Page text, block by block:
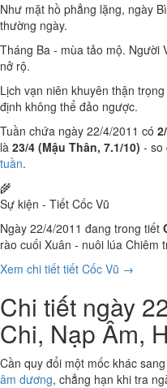
Như mặt hồ phẳng lặng, ngày
thường ngày.
Tháng Ba - mùa tảo mộ. Người
nở rộ.
Lịch vạn niên khuyên thận
định không thể đảo ngược.
Tuần chứa ngày 22/4/2011 có
là 23/4 (Mậu Thân, 7.1/10) - so
tuần.
🌾
Sự kiện - Tiết Cốc Vũ
Ngày 22/4/2011 đang trong tiết
rào cuối Xuân - nuôi lúa Chiêm
Xem chi tiết tiết Cốc Vũ →
Chi tiết ngày
Chi, Nạp Âm,
Cần quy đổi một mốc khác
âm dương, chẳng hạn khi tra